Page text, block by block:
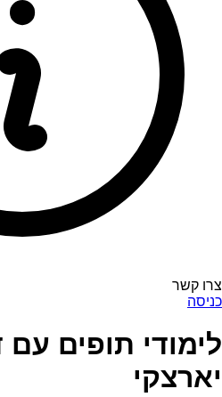
צרו קשר
כניסה
לימודי תופים עם
יארצקי